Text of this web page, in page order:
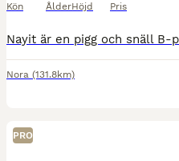
Kön ÅlderHöjd Pris
Nora (131.8km)
PRO